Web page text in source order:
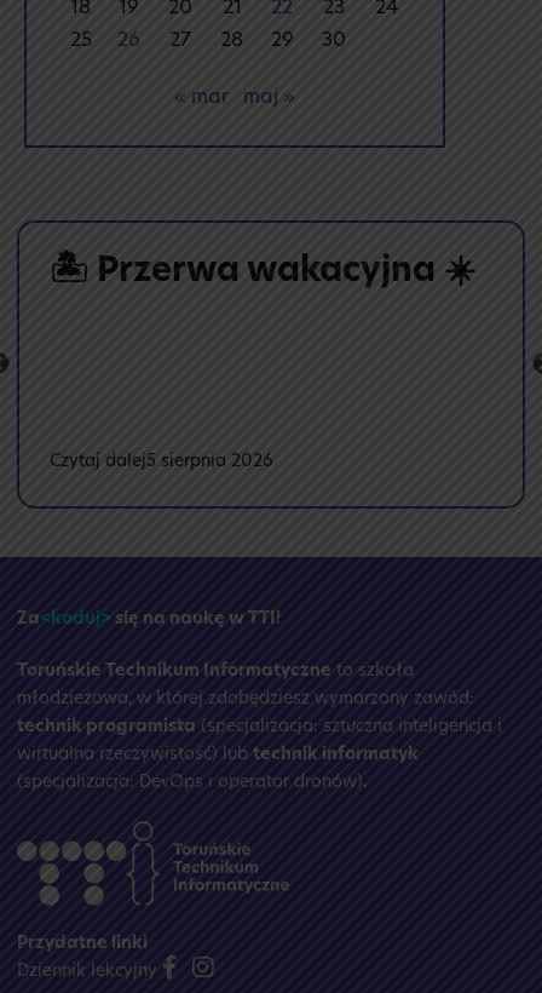
18
19 20 21 22 23
24
25
26 27 28 29 30
« mar maj »
🏝️ Przerwa wakacyjna ☀️
Czytaj dalej:5 sierpnia 2026
Za<koduj> się na naukę w TTI!
Toruńskie Technikum Informatyczne to szkoła
młodzieżowa, w której zdobędziesz wymarzony zawód:
technik programista (specjalizacja: sztuczna inteligencja i
wirtualna rzeczywistość) lub technik informatyk
(specjalizacja: DevOps i operator dronów).
Przydatne linki
Dziennik lekcyjny